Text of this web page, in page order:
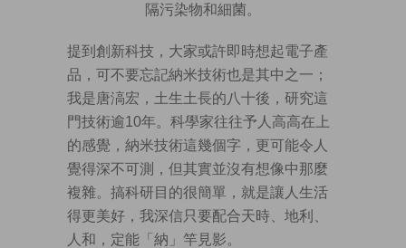
隔污染物和細菌。
提到創新科技，大家或許即時想起電子產
品，可不要忘記納米技術也是其中之一；
我是唐滈宏，土生土長的八十後，研究這
門技術逾10年。科學家往往予人高高在上
的感覺，納米技術這幾個字，更可能令人
覺得深不可測，但其實並沒有想像中那麼
複雜。搞科研目的很簡單，就是讓人生活
得更美好，我深信只要配合天時、地利、
人和，定能「納」竿見影。